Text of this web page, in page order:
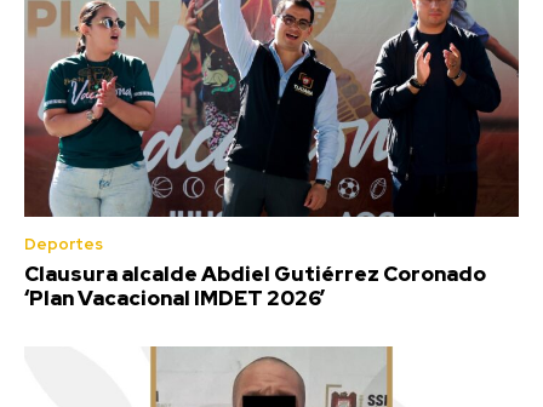
Deportes
Clausura alcalde Abdiel Gutiérrez Coronado
‘Plan Vacacional IMDET 2026’